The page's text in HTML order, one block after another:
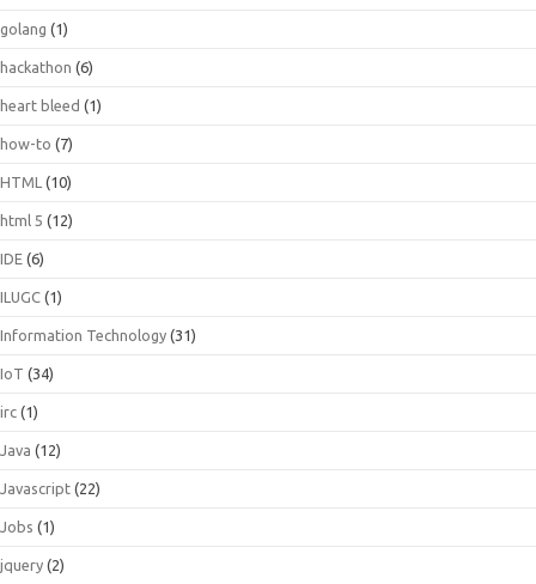
golang (1)
hackathon (6)
heart bleed (1)
how-to (7)
HTML (10)
html 5 (12)
IDE (6)
ILUGC (1)
Information Technology (31)
IoT (34)
irc (1)
Java (12)
Javascript (22)
Jobs (1)
jquery (2)